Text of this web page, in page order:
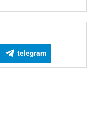
telegram